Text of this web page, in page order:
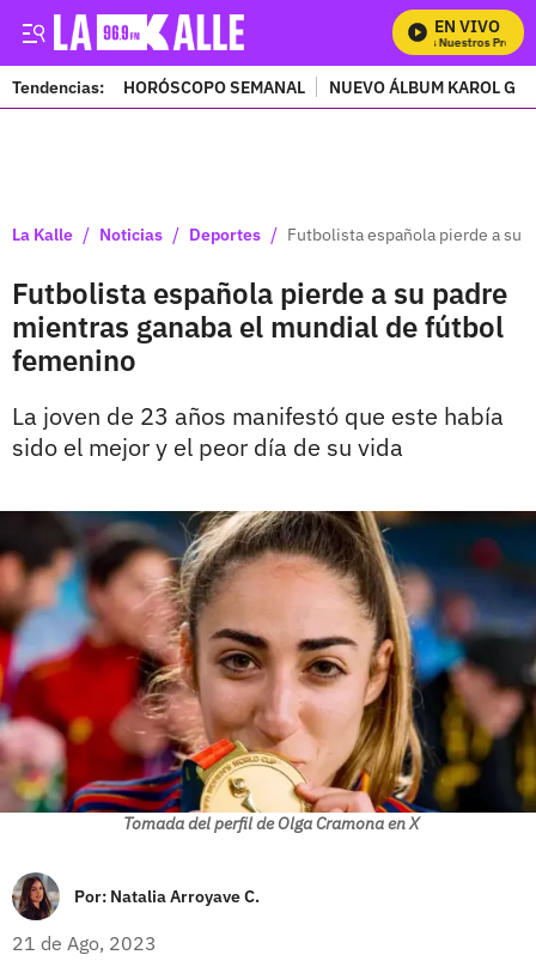
EN VIVO
Mira Todos Nuestros
Tendencias: HORÓSCOPO SEMANAL NUEVO ÁLBUM KAROL G
La Kalle / Noticias / Deportes / Futbolista española pierde a su
Futbolista española pierde a su padre
mientras ganaba el mundial de fútbol
femenino
La joven de 23 años manifestó que este había
sido el mejor y el peor día de su vida
Tomada del perfil de Olga Cramona en X
Por: Natalia Arroyave C.
21 de Ago, 2023